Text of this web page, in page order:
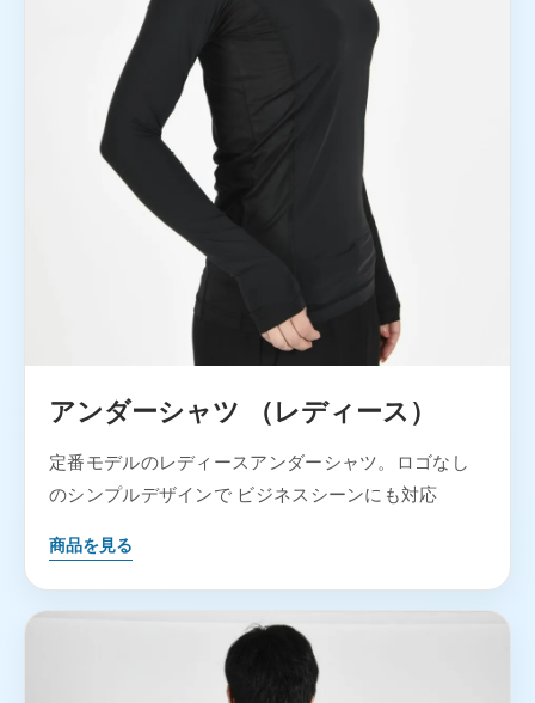
アンダーシャツ （レディース）
定番モデルのレディースアンダーシャツ。ロゴなし
のシンプルデザインで ビジネスシーンにも対応
商品を見る